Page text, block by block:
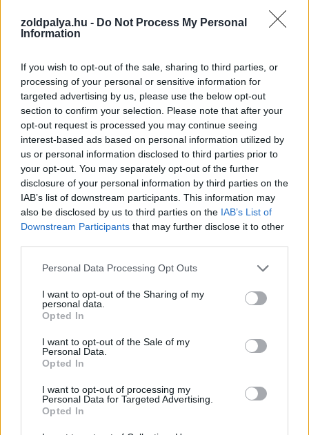
zoldpalya.hu - Do Not Process My Personal
Information
If you wish to opt-out of the sale, sharing to third parties, or
processing of your personal or sensitive information for
targeted advertising by us, please use the below opt-out
section to confirm your selection. Please note that after your
opt-out request is processed you may continue seeing
interest-based ads based on personal information utilized by
us or personal information disclosed to third parties prior to
your opt-out. You may separately opt-out of the further
disclosure of your personal information by third parties on the
IAB’s list of downstream participants. This information may
also be disclosed by us to third parties on the IAB’s List of
Downstream Participants that may further disclose it to other
Please note that this website/app uses one or more Google
not limited to your visit or usage behaviour. You may click to
grant or deny consent to Google and its third-party tags to
use your data for below specified purposes in below Google
consent section.
Personal Data Processing Opt Outs
I want to opt-out of the Sharing of my
personal data.
Opted In
I want to opt-out of the Sale of my
Personal Data.
Opted In
I want to opt-out of processing my
Personal Data for Targeted Advertising.
Opted In
Címkék: #elektromos hajtás
Hozzászólások
Újabb retro autólegendát
képzeltek el elektromos
Andersen Dávid|2022 május 24. 08:53
A több mint 40 éven át gyártott francia kisautót